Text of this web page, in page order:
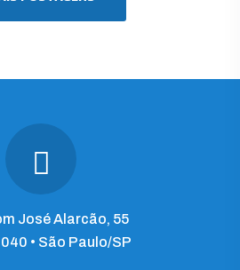
José Alarcão, 55
• São Paulo/SP